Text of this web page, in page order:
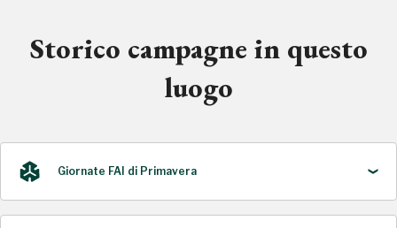
Storico campagne in questo
luogo
Giornate FAI di Primavera